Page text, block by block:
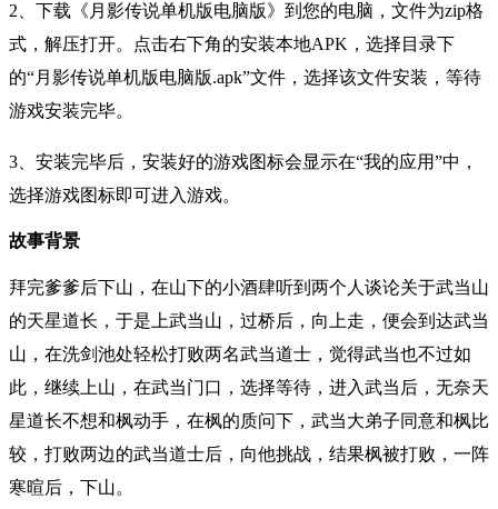
2、下载《月影传说单机版电脑版》到您的电脑，文件为zip格
式，解压打开。点击右下角的安装本地APK，选择目录下
的“月影传说单机版电脑版.apk”文件，选择该文件安装，等待
游戏安装完毕。
3、安装完毕后，安装好的游戏图标会显示在“我的应用”中，
选择游戏图标即可进入游戏。
故事背景
拜完爹爹后下山，在山下的小酒肆听到两个人谈论关于武当山
的天星道长，于是上武当山，过桥后，向上走，便会到达武当
山，在洗剑池处轻松打败两名武当道士，觉得武当也不过如
此，继续上山，在武当门口，选择等待，进入武当后，无奈天
星道长不想和枫动手，在枫的质问下，武当大弟子同意和枫比
较，打败两边的武当道士后，向他挑战，结果枫被打败，一阵
寒暄后，下山。